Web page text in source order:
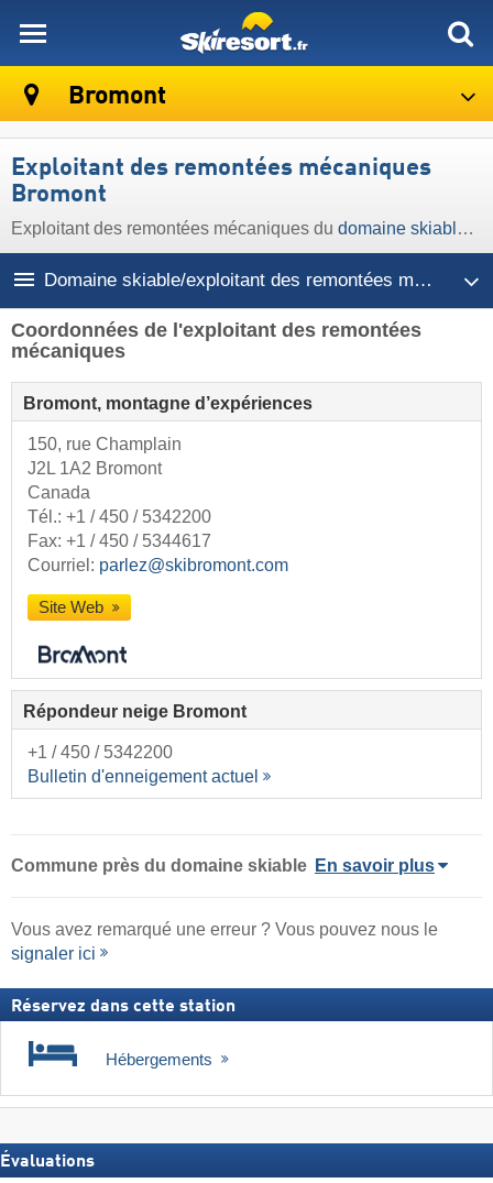
Bromont
Exploitant des remontées mécaniques
Bromont
Exploitant des remontées mécaniques du domaine skiable Bromont
Domaine skiable/exploitant des remontées mécaniques
Coordonnées de l'exploitant des remontées
mécaniques
Bromont, montagne d’expériences
150, rue Champlain
J2L 1A2 Bromont
Canada
Tél.: +1 / 450 / 5342200
Fax: +1 / 450 / 5344617
Courriel: parlez@skibromont.com
Site Web
Répondeur neige Bromont
+1 / 450 / 5342200
Bulletin d'enneigement actuel
Commune près du domaine skiable En savoir plus
Vous avez remarqué une erreur ? Vous pouvez nous le
signaler ici
Réservez dans cette station
Hébergements
Évaluations